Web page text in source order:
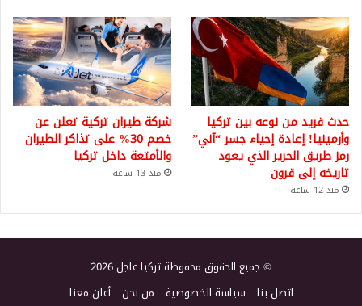
حدث فريد من نوعه بين تركيا
وأرمينيا! إعادة إحياء جسر “آني”
رمز طريق الحرير الذي يعود
تاريخه إلى قرون
منذ 12 ساعة
شركة طيران تركية تعلن عن
خصم 30% على تذاكر الطيران
والأمتعة داخل تركيا
منذ 13 ساعة
© جميع الحقوق محفوظة تركيا عاجل 2026
اتصل بنا سياسة الخصوصية من نحن أعلن معنا